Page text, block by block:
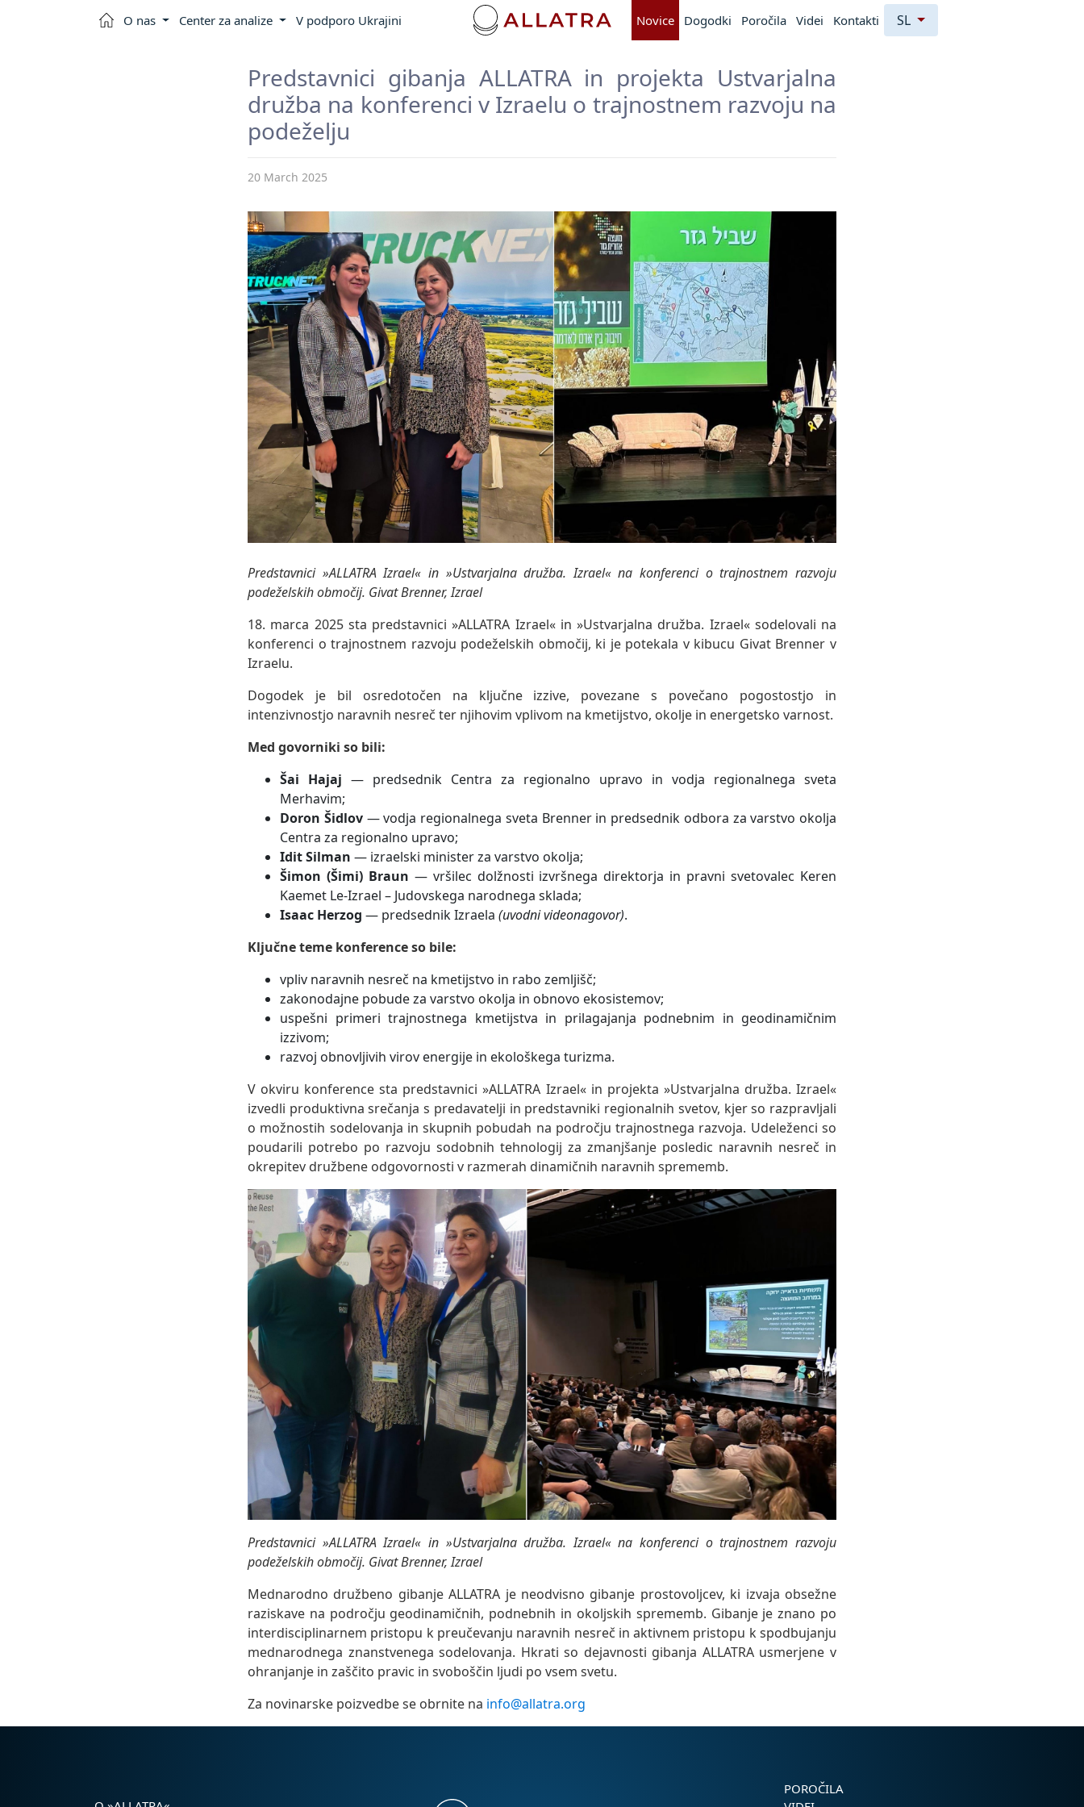
O nas Center za analize V podporo Ukrajini Novice Dogodki Poročila Videi Kontakti SL
Predstavnici gibanja ALLATRA in projekta Ustvarjalna
družba na konferenci v Izraelu o trajnostnem razvoju na
podeželju
20 March 2025
Predstavnici »ALLATRA Izrael« in »Ustvarjalna družba. Izrael« na konferenci o trajnostnem razvoju
podeželskih območij. Givat Brenner, Izrael
18. marca 2025 sta predstavnici »ALLATRA Izrael« in »Ustvarjalna družba. Izrael« sodelovali na
konferenci o trajnostnem razvoju podeželskih območij, ki je potekala v kibucu Givat Brenner v
Izraelu.
Dogodek je bil osredotočen na ključne izzive, povezane s povečano pogostostjo in
intenzivnostjo naravnih nesreč ter njihovim vplivom na kmetijstvo, okolje in energetsko varnost.
Med govorniki so bili:
Šai Hajaj — predsednik Centra za regionalno upravo in vodja regionalnega sveta
Merhavim;
Doron Šidlov— vodja regionalnega sveta Brenner in predsednik odbora za varstvo okolja
Centra za regionalno upravo;
Idit Silman — izraelski minister za varstvo okolja;
Šimon (Šimi) Braun — vršilec dolžnosti izvršnega direktorja in pravni svetovalec Keren
Kaemet Le-Izrael – Judovskega narodnega sklada;
Isaac Herzog — predsednik Izraela (uvodni videonagovor).
Ključne teme konference so bile:
vpliv naravnih nesreč na kmetijstvo in rabo zemljišč;
zakonodajne pobude za varstvo okolja in obnovo ekosistemov;
uspešni primeri trajnostnega kmetijstva in prilagajanja podnebnim in geodinamičnim
izzivom;
razvoj obnovljivih virov energije in ekološkega turizma.
V okviru konference sta predstavnici »ALLATRA Izrael« in projekta »Ustvarjalna družba. Izrael«
izvedli produktivna srečanja s predavatelji in predstavniki regionalnih svetov, kjer so razpravljali
o možnostih sodelovanja in skupnih pobudah na področju trajnostnega razvoja. Udeleženci so
poudarili potrebo po razvoju sodobnih tehnologij za zmanjšanje posledic naravnih nesreč in
okrepitev družbene odgovornosti v razmerah dinamičnih naravnih sprememb.
Predstavnici »ALLATRA Izrael« in »Ustvarjalna družba. Izrael« na konferenci o trajnostnem razvoju
podeželskih območij. Givat Brenner, Izrael
Mednarodno družbeno gibanje ALLATRA je neodvisno gibanje prostovoljcev, ki izvaja obsežne
raziskave na področju geodinamičnih, podnebnih in okoljskih sprememb. Gibanje je znano po
interdisciplinarnem pristopu k preučevanju naravnih nesreč in aktivnem pristopu k spodbujanju
mednarodnega znanstvenega sodelovanja. Hkrati so dejavnosti gibanja ALLATRA usmerjene v
ohranjanje in zaščito pravic in svoboščin ljudi po vsem svetu.
Za novinarske poizvedbe se obrnite na info@allatra.org
POROČILA